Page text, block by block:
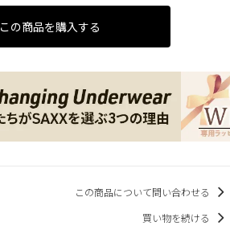
この商品を購入する
この商品について問い合わせる
買い物を続ける